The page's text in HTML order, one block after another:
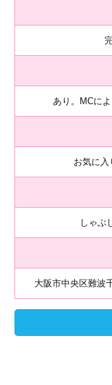
あり。MCに
お気に入
しゃぶ
大阪市中央区難波